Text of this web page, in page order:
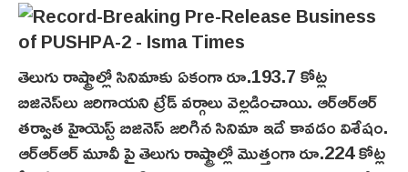
తెలుగు రాష్ట్రాల్లో సినిమాకు ఏకంగా రూ.193.7 కోట్ల
బిజినెస్‌లు జరిగాయ‌ని ట్రేడ్ వర్గాలు వెల్లడించాయి. ఆర్‌ఆర్ఆర్
తర్వాత హైయెస్ట్ బిజినెస్ జరిగిన సినిమా ఇదే కావడం విశేషం.
ఆర్‌ఆర్ఆర్ మూవీ పై తెలుగు రాష్ట్రాల్లో మొత్తంగా రూ.224 కోట్ల